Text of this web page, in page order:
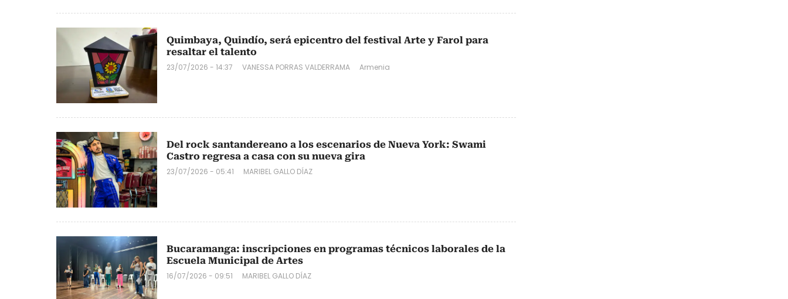
Quimbaya, Quindío, será epicentro del festival Arte y Farol para
resaltar el talento
23/07/2026 - 14:37 VANESSA PORRAS VALDERRAMA Armenia
Del rock santandereano a los escenarios de Nueva York: Swami
Castro regresa a casa con su nueva gira
23/07/2026 - 05:41 MARIBEL GALLO DÍAZ
Bucaramanga: inscripciones en programas técnicos laborales de la
Escuela Municipal de Artes
16/07/2026 - 09:51 MARIBEL GALLO DÍAZ